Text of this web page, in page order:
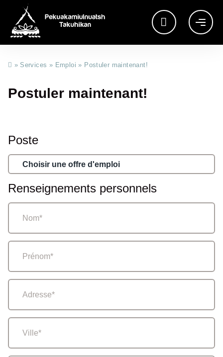
» Services » Emploi » Postuler maintenant!
Postuler maintenant!
Poste
Renseignements personnels